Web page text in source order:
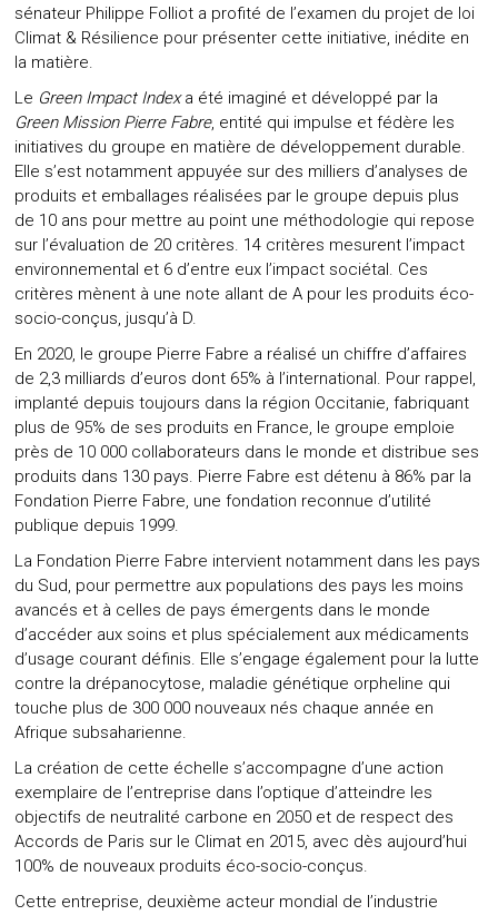
sénateur Philippe Folliot a profité de l’examen du projet de loi
Climat & Résilience pour présenter cette initiative, inédite en
la matière.
Le Green Impact Indexa été imaginé et développé par la
Green Mission Pierre Fabre, entité qui impulse et fédère les
initiatives du groupe en matière de développement durable.
Elle s’est notamment appuyée sur des milliers d’analyses de
produits et emballages réalisées par le groupe depuis plus
de 10 ans pour mettre au point une méthodologie qui repose
sur l’évaluation de 20 critères. 14 critères mesurent l’impact
environnemental et 6 d’entre eux l’impact sociétal. Ces
critères mènent à une note allant de A pour les produits éco-
socio-conçus, jusqu’à D.
En 2020, le groupe Pierre Fabre a réalisé un chiffre d’affaires
de 2,3 milliards d’euros dont 65% à l’international. Pour rappel,
implanté depuis toujours dans la région Occitanie, fabriquant
plus de 95% de ses produits en France, le groupe emploie
près de 10 000 collaborateurs dans le monde et distribue ses
produits dans 130 pays. Pierre Fabre est détenu à 86% par la
Fondation Pierre Fabre, une fondation reconnue d’utilité
publique depuis 1999.
La Fondation Pierre Fabre intervient notamment dans les pays
du Sud, pour permettre aux populations des pays les moins
avancés et à celles de pays émergents dans le monde
d’accéder aux soins et plus spécialement aux médicaments
d’usage courant définis. Elle s’engage également pour la lutte
contre la drépanocytose, maladie génétique orpheline qui
touche plus de 300 000 nouveaux nés chaque année en
Afrique subsaharienne.
La création de cette échelle s’accompagne d’une action
exemplaire de l’entreprise dans l’optique d’atteindre les
objectifs de neutralité carbone en 2050 et de respect des
Accords de Paris sur le Climat en 2015, avec dès aujourd’hui
100% de nouveaux produits éco-socio-conçus.
Cette entreprise, deuxième acteur mondial de l’industrie